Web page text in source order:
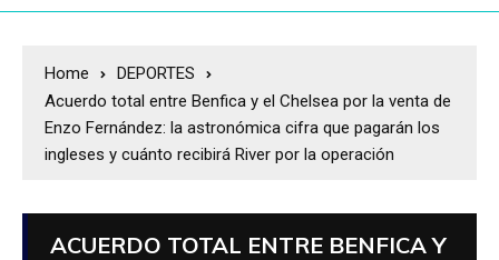
Home
DEPORTES
Acuerdo total entre Benfica y el Chelsea por la venta de
Enzo Fernández: la astronómica cifra que pagarán los
ingleses y cuánto recibirá River por la operación
ACUERDO TOTAL ENTRE BENFICA Y